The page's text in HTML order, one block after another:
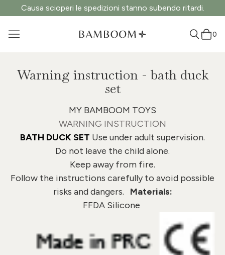
Causa scioperi le spedizioni stanno subendo ritardi.
0
Warning instruction - bath duck
set
MY BAMBOOM TOYS
WARNING INSTRUCTION
BATH DUCK SET Use under adult supervision.
Do not leave the child alone.
Keep away from fire.
Follow the instructions carefully to avoid possible
risks and dangers. Materials:
FFDA Silicone